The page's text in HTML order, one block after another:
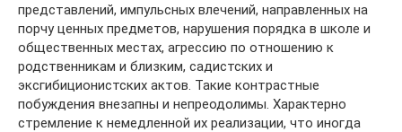
представлений, импульсных влечений, направленных на
порчу ценных предметов, нарушения порядка в школе и
общественных местах, агрессию по отношению к
родственникам и близким, садистских и
эксгибиционистских актов. Такие контрастные
побуждения внезапны и непреодолимы. Характерно
стремление к немедленной их реализации, что иногда